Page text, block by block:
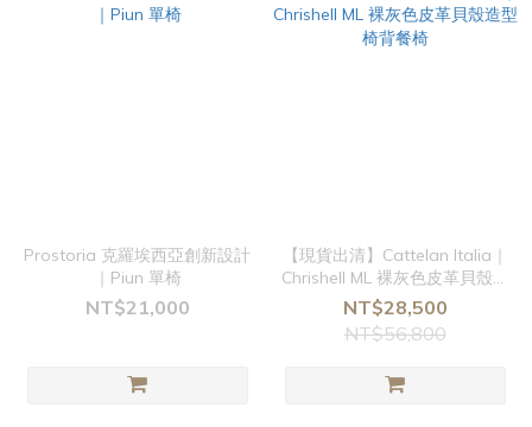
Prostoria 克羅埃西亞創新設計
｜Piun 單椅
NT$21,000
【現貨出清】Cattelan Italia｜
Chrishell ML 裸灰色皮革貝殼造
型椅背餐椅
NT$28,500
NT$56,800